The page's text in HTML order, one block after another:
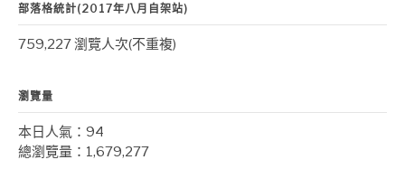
部落格統計(2017年八月自架站)
759,227 瀏覽人次(不重複)
瀏覽量
本日人氣：94
總瀏覽量：1,679,277